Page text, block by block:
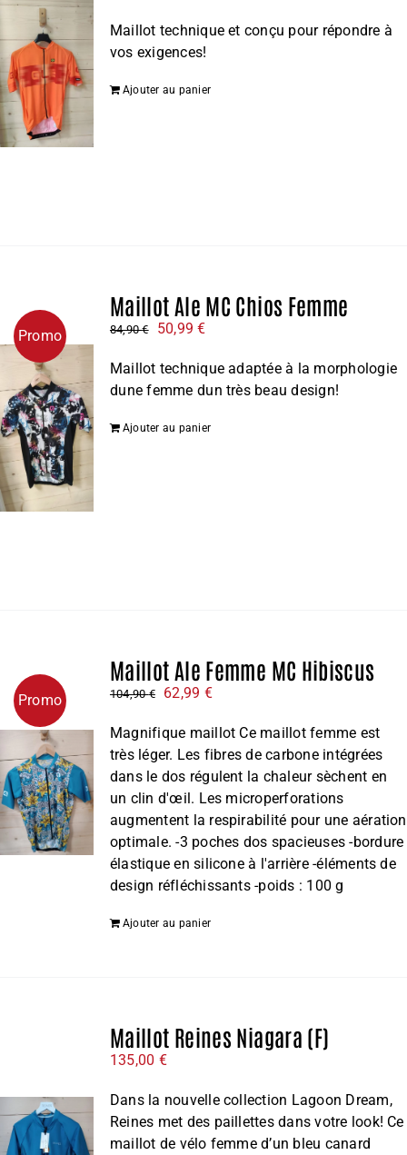
initial
était :
actuel
Maillot technique et conçu pour répondre à
vos exigences!
Ajouter au panier
Promo
Maillot Ale MC Chios Femme
84,90€
Le
initial
était :
50,99€Le
actuel
est :
Maillot technique adaptée à la morphologie
dune femme dun très beau design!
Ajouter au panier
Promo
Maillot Ale Femme MC Hibiscus
104,90€
Le
initial
était :
104,90 €.
62,99 €Le
actuel
est :
62,99 €.
Magnifique maillot Ce maillot femme est
très léger. Les fibres de carbone intégrées
dans le dos régulent la chaleur sèchent en
un clin d'œil. Les microperforations
augmentent la respirabilité pour une aération
optimale. -3 poches dos spacieuses -bordure
élastique en silicone à l'arrière -éléments de
design réfléchissants -poids : 100 g
Ajouter au panier
Maillot Reines Niagara (F)
135,00 €
Dans la nouvelle collection Lagoon Dream,
Reines met des paillettes dans votre look! Ce
maillot de vélo femme d’un bleu canard